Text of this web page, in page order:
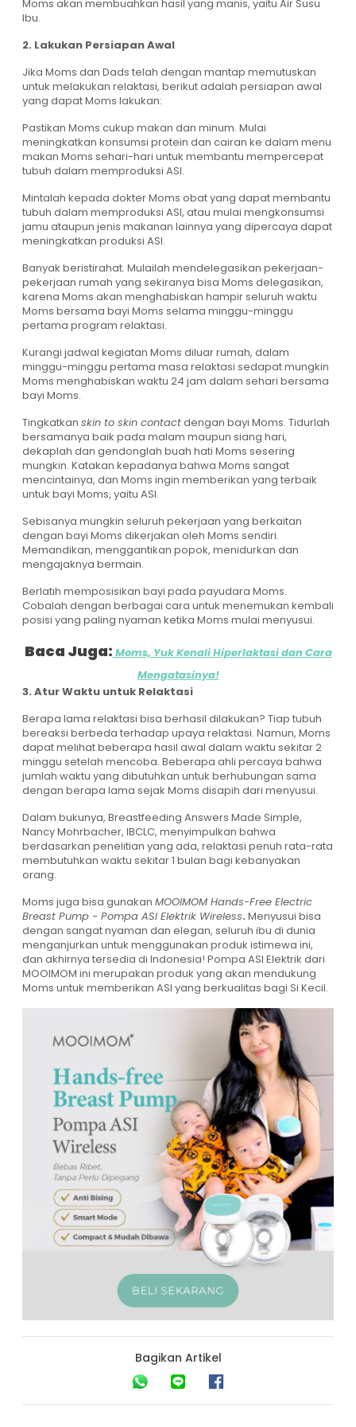
Moms akan membuahkan hasil yang manis, yaitu Air Susu
Ibu.
2. Lakukan Persiapan Awal
Jika Moms dan Dads telah dengan mantap memutuskan
untuk melakukan relaktasi, berikut adalah persiapan awal
yang dapat Moms lakukan:
Pastikan Moms cukup makan dan minum. Mulai
meningkatkan konsumsi protein dan cairan ke dalam menu
makan Moms sehari-hari untuk membantu mempercepat
tubuh dalam memproduksi ASI.
Mintalah kepada dokter Moms obat yang dapat membantu
tubuh dalam memproduksi ASI, atau mulai mengkonsumsi
jamu ataupun jenis makanan lainnya yang dipercaya dapat
meningkatkan produksi ASI.
Banyak beristirahat. Mulailah mendelegasikan pekerjaan-
pekerjaan rumah yang sekiranya bisa Moms delegasikan,
karena Moms akan menghabiskan hampir seluruh waktu
Moms bersama bayi Moms selama minggu-minggu
pertama program relaktasi.
Kurangi jadwal kegiatan Moms diluar rumah, dalam
minggu-minggu pertama masa relaktasi sedapat mungkin
Moms menghabiskan waktu 24 jam dalam sehari bersama
bayi Moms.
Tingkatkan skin to skin contactdengan bayi Moms. Tidurlah
bersamanya baik pada malam maupun siang hari,
dekaplah dan gendonglah buah hati Moms sesering
mungkin. Katakan kepadanya bahwa Moms sangat
mencintainya, dan Moms ingin memberikan yang terbaik
untuk bayi Moms, yaitu ASI.
Sebisanya mungkin seluruh pekerjaan yang berkaitan
dengan bayi Moms dikerjakan oleh Moms sendiri.
Memandikan, menggantikan popok, menidurkan dan
mengajaknya bermain.
Berlatih memposisikan bayi pada payudara Moms.
Cobalah dengan berbagai cara untuk menemukan kembali
posisi yang paling nyaman ketika Moms mulai menyusui.
Baca Juga: Moms, Yuk Kenali Hiperlaktasi dan Cara
Mengatasinya!
3. Atur Waktu untuk Relaktasi
Berapa lama relaktasi bisa berhasil dilakukan? Tiap tubuh
bereaksi berbeda terhadap upaya relaktasi. Namun, Moms
dapat melihat beberapa hasil awal dalam waktu sekitar 2
minggu setelah mencoba. Beberapa ahli percaya bahwa
jumlah waktu yang dibutuhkan untuk berhubungan sama
dengan berapa lama sejak Moms disapih dari menyusui.
Dalam bukunya, Breastfeeding Answers Made Simple,
Nancy Mohrbacher, IBCLC, menyimpulkan bahwa
berdasarkan penelitian yang ada, relaktasi penuh rata-rata
membutuhkan waktu sekitar 1 bulan bagi kebanyakan
orang.
Moms juga bisa gunakan MOOIMOM Hands-Free Electric
Breast Pump - Pompa ASI Elektrik Wireless. Menyusui bisa
dengan sangat nyaman dan elegan, seluruh ibu di dunia
menganjurkan untuk menggunakan produk istimewa ini,
dan akhirnya tersedia di Indonesia! Pompa ASI Elektrik dari
MOOIMOM ini merupakan produk yang akan mendukung
Moms untuk memberikan ASI yang berkualitas bagi Si Kecil.
Bagikan Artikel